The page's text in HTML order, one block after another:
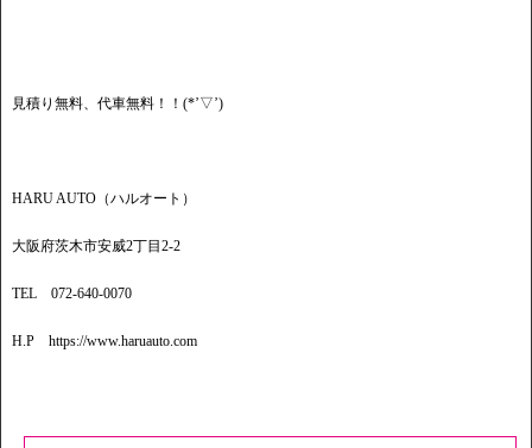
見積り無料、代車無料！！(*’▽’)
HARU AUTO（ハルオート）
大阪府茨木市安威2丁目2-2
TEL 072-640-0070
H.P https://www.haruauto.com